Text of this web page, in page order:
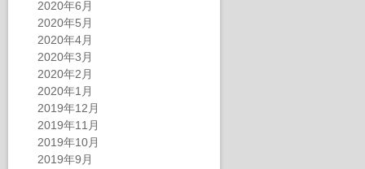
2020年6月
2020年5月
2020年4月
2020年3月
2020年2月
2020年1月
2019年12月
2019年11月
2019年10月
2019年9月